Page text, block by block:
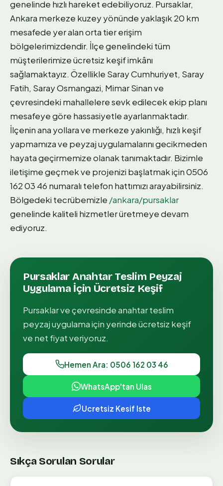
genelinde hızlı hareket edebiliyoruz. Pursaklar,
Ankara merkeze kuzey yönünde yaklaşık 20 km
mesafede yer alan orta tier erişim
bölgelerimizdendir. İlçe genelindeki tüm
müşterilerimize ücretsiz keşif imkânı
sağlamaktayız. Özellikle Saray Cumhuriyet, Saray
Fatih, Saray Osmangazi, Mimar Sinan ve
çevresindeki mahallelere sevk edilecek ekip planı
mesafeye göre hassasiyetle ayarlanmaktadır.
İlçenin ana yollara ve merkeze yakınlığı, hızlı keşif
yapmamıza ve peyzaj uygulamalarını gecikmeden
hayata geçirmemize olanak tanımaktadır. Bizimle
iletişime geçmek ve projenizi başlatmak için 0506
162 03 46 numaralı telefon hattımızı arayabilirsiniz.
Bölgedeki tecrübemizle /ankara/pursaklar
genelinde kaliteli hizmetler üretmeye devam
ediyoruz.
PursaklarAnahtar Teslim Peyzaj
Uygulamaİçin Ücretsiz Keşif
Pursaklarve çevresindeanahtar teslim
peyzaj uygulamaiçin yerinde ücretsiz keşif
ve net fiyat veriyoruz.
Hemen Ara: 0506 162 03 46
WhatsApp'tan Ulas
Ucretsiz Kesif Iste
Sıkça Sorulan Sorular